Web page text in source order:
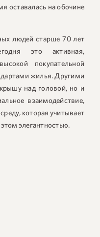
оставалась на обочине
людей старше 70 лет
это активная,
покупательной
жилья. Другими
над головой, но и
взаимодействие,
которая учитывает
элегантностью.